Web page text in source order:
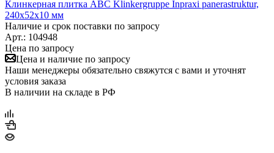
Клинкерная плитка ABC Klinkergruppe Inpraxi panerastruktur,
240х52х10 мм
Наличие и срок поставки по запросу
Арт.: 104948
Цена по запросу
Цена и наличие по запросу
Наши менеджеры обязательно свяжутся с вами и уточнят
условия заказа
В наличии на складе в РФ